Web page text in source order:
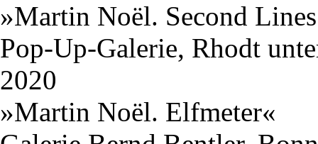
»Martin Noël. Second
Pop-Up-Galerie, Rhodt
2020
»Martin Noël. Elfmeter«